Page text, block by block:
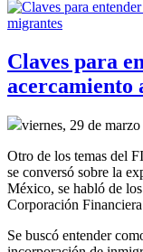
Claves para
acercamiento
viernes, 29 de
Otro de los temas del
se conversó sobre la
México, se habló de
Corporación
Se buscó entender